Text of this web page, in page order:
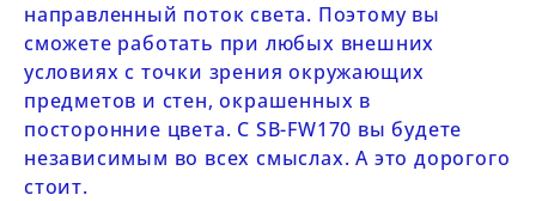
направленный поток света. Поэтому вы
сможете работать при любых внешних
условиях с точки зрения окружающих
предметов и стен, окрашенных в
посторонние цвета. С SB-FW170 вы будете
независимым во всех смыслах. А это дорогого
стоит.